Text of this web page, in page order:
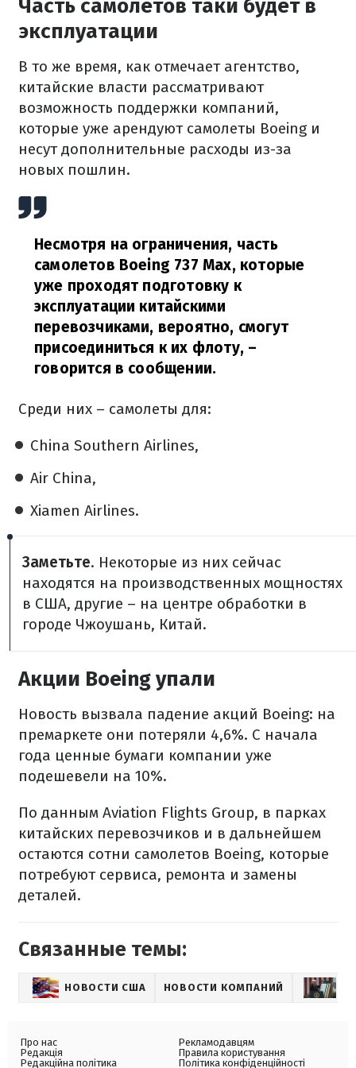
Часть самолетов таки будет в
эксплуатации
В то же время, как отмечает агентство,
китайские власти рассматривают
возможность поддержки компаний,
которые уже арендуют самолеты Boeing и
несут дополнительные расходы из-за
новых пошлин.
Несмотря на ограничения, часть
самолетов Boeing 737 Max, которые
уже проходят подготовку к
эксплуатации китайскими
перевозчиками, вероятно, смогут
присоединиться к их флоту, –
говорится в сообщении.
Среди них – самолеты для:
China Southern Airlines,
Air China,
Xiamen Airlines.
Заметьте. Некоторые из них сейчас
находятся на производственных мощностях
в США, другие – на центре обработки в
городе Чжоушань, Китай.
Акции Boeing упали
Новость вызвала падение акций Boeing: на
премаркете они потеряли 4,6%. С начала
года ценные бумаги компании уже
подешевели на 10%.
По данным Aviation Flights Group, в парках
китайских перевозчиков и в дальнейшем
остаются сотни самолетов Boeing, которые
потребуют сервиса, ремонта и замены
деталей.
Связанные темы:
НОВОСТИ США НОВОСТИ КОМПАНИЙ
Про нас
Редакція
Редакційна політика
Рекламодавцям
Правила користування
Політика конфіденційності